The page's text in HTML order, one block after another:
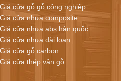
Giá cửa gỗ gỗ công nghiệp
Giá cửa nhựa composite
Giá cửa nhựa abs hàn quốc
Giá cửa nhựa đài loan
Giá cửa gỗ carbon
Giá cửa thép vân gỗ